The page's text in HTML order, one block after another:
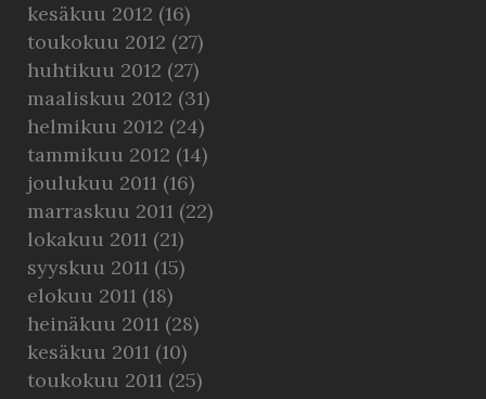
kesäkuu 2012 (16)
toukokuu 2012 (27)
huhtikuu 2012 (27)
maaliskuu 2012 (31)
helmikuu 2012 (24)
tammikuu 2012 (14)
joulukuu 2011 (16)
marraskuu 2011 (22)
lokakuu 2011 (21)
syyskuu 2011 (15)
elokuu 2011 (18)
heinäkuu 2011 (28)
kesäkuu 2011 (10)
toukokuu 2011 (25)